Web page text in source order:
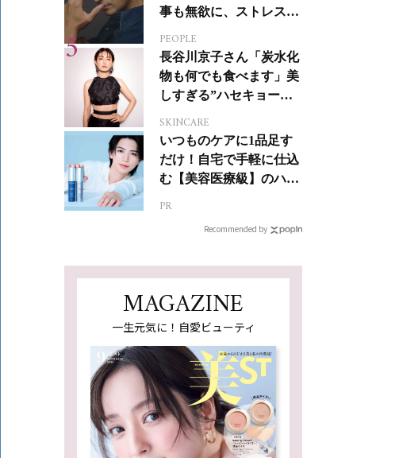
事も無欲に、ストレスを
PEOPLE
長谷川京子さん「炭水化
物も何でも食べます」美
しすぎる”ハセキョーボ
SKINCARE
いつものケアに1品足す
だけ！自宅で手軽に仕込
む【美容医療級】のハリ
PR
Recommended by
MAGAZINE
一生元気に！自愛ビューティ